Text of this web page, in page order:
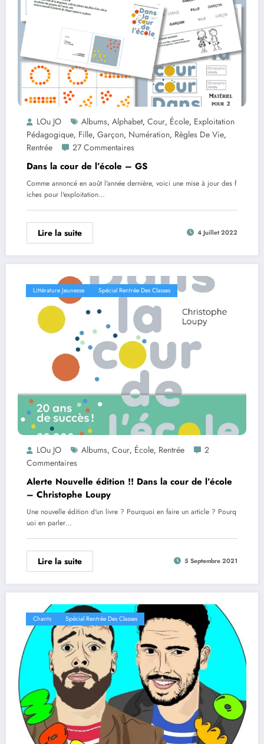
LOu JO Albums, Alphabet, Cour, École, Exploitation
Pédagogique, Fille, Garçon, Numération, Règles De Vie,
Rentrée 27 Commentaires
Dans la cour de l’école – GS
Comme annoncé en août l'année dernière, voici une mise à jour des f
iches pour l'exploitation…
Lire la suite 4 Juillet 2022
Littérature Jeunesse Spécial Rentrée Des Classes
LOu JO Albums, Cour, École, Rentrée
2
Commentaires
Alerte Nouvelle édition !! Dans la cour de l’école
– Christophe Loupy
Une nouvelle édition d'un livre ? Pourquoi en faire un article ? Pourq
uoi en parler…
Lire la suite 5 Septembre 2021
Chants Spécial Rentrée Des Classes